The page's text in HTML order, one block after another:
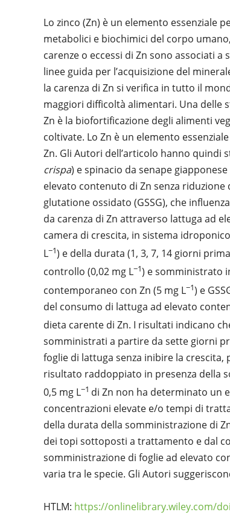
Lo zinco (Zn) è un elemento essenziale
metabolici e biochimici del corpo
carenze o eccessi di Zn sono associati
linee guida per l’acquisizione del
la carenza di Zn si verifica in tutto il
maggiori difficoltà alimentari. Una delle
Zn è la biofortificazione degli alimenti
coltivate. Lo Zn è un elemento
Zn. Gli Autori dell’articolo hanno quindi
crispa) e spinacio da senape giapponese
elevato contenuto di Zn senza
glutatione ossidato (GSSG), che
da carenza di Zn attraverso lattuga ad
camera di crescita, in sistema
L−1) e della durata (1, 3, 7, 14 giorni
controllo (0,02 mg L−1) e somministrato
contemporaneo con Zn (5 mg L−1) e
del consumo di lattuga ad elevato
dieta carente di Zn. I risultati indicano
somministrati a partire da sette giorni
foglie di lattuga senza inibire la
risultato raddoppiato in presenza della
0,5 mg L−1 di Zn non ha determinato un
concentrazioni elevate e/o tempi di
della durata della somministrazione di
dei topi sottoposti a trattamento e dal
somministrazione di foglie ad elevato
varia tra le specie. Gli Autori
HTLM: https://onlinelibrary.wiley.com/